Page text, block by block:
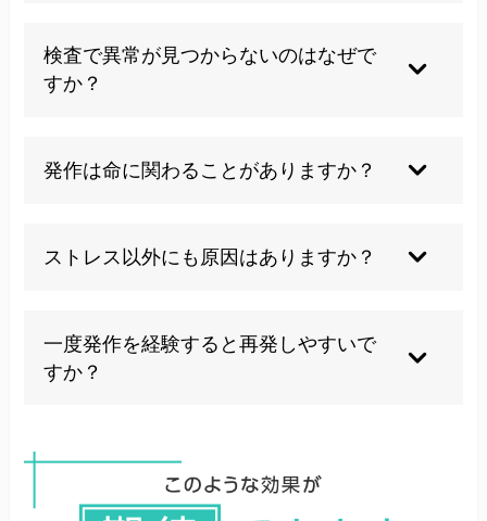
まずは内科や心療内科で他の病気がないか確認
し、当院のような施術で自律神経のケアを併用す
るのもひとつの方法です。
検査で異常が見つからないのはなぜで
すか？
過換気症候群は精神的な要因が中心のため、臓器
そのものに異常が見つからないことが多いので
発作は命に関わることがありますか？
多くは自然に軽快し命に関わることは稀ですが、
不安が強い場合は医療機関でのモニタリングをお
ストレス以外にも原因はありますか？
激しい運動後の疲労や睡眠不足など身体的な要因
がきっかけになることもあります。
一度発作を経験すると再発しやすいで
すか？
ストレスへの対処法が身についていないと繰り返
しやすいため、当院では根本的な自律神経のケア
を重視しています。